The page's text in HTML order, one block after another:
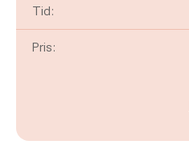
Tid:
Pris: